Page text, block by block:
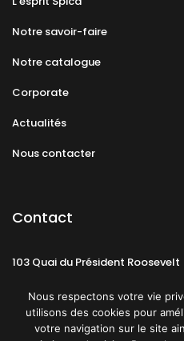
Notre savoir-faire
Notre catalogue
Corporate
Actualités
Nous contacter
Contact
103 Quai du Président Roosevelt
Nous respectons votre vie
utilisons des cookies pour
votre navigation sur le site